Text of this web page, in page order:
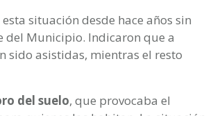
situación desde hace años sin
Municipio. Indicaron que a
sido asistidas, mientras el resto
del suelo, que provocaba el